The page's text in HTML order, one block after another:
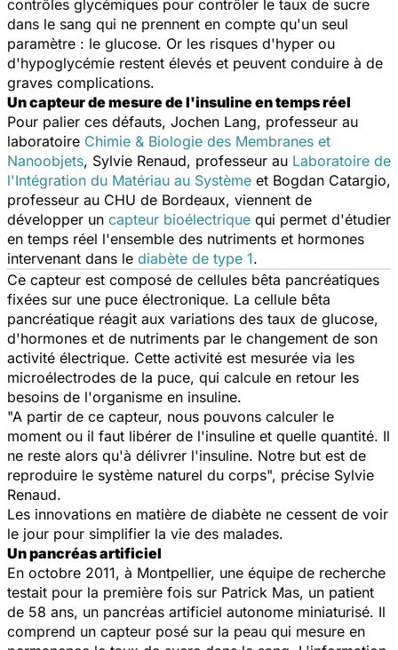
contrôles glycémiques pour contrôler le taux de sucre
dans le sang qui ne prennent en compte qu'un seul
paramètre : le glucose. Or les risques d'hyper ou
d'hypoglycémie restent élevés et peuvent conduire à de
graves complications.
Un capteur de mesure de l'insuline en temps réel
Pour palier ces défauts, Jochen Lang, professeur au
laboratoire Chimie & Biologie des Membranes et
Nanoobjets, Sylvie Renaud, professeur au Laboratoire de
l'Intégration du Matériau au Système et Bogdan Catargio,
professeur au CHU de Bordeaux, viennent de
développer un capteur bioélectrique qui permet d'étudier
en temps réel l'ensemble des nutriments et hormones
intervenant dans le diabète de type 1.
Ce capteur est composé de cellules bêta pancréatiques
fixées sur une puce électronique. La cellule bêta
pancréatique réagit aux variations des taux de glucose,
d'hormones et de nutriments par le changement de son
activité électrique. Cette activité est mesurée via les
microélectrodes de la puce, qui calcule en retour les
besoins de l'organisme en insuline.
"A partir de ce capteur, nous pouvons calculer le
moment ou il faut libérer de l'insuline et quelle quantité. Il
ne reste alors qu'à délivrer l'insuline. Notre but est de
reproduire le système naturel du corps", précise Sylvie
Renaud.
Les innovations en matière de diabète ne cessent de voir
le jour pour simplifier la vie des malades.
Un pancréas artificiel
En octobre 2011, à Montpellier, une équipe de recherche
testait pour la première fois sur Patrick Mas, un patient
de 58 ans, un pancréas artificiel autonome miniaturisé. Il
comprend un capteur posé sur la peau qui mesure en